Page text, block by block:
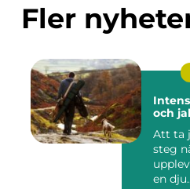
Fler
och
Att ta
steg
en